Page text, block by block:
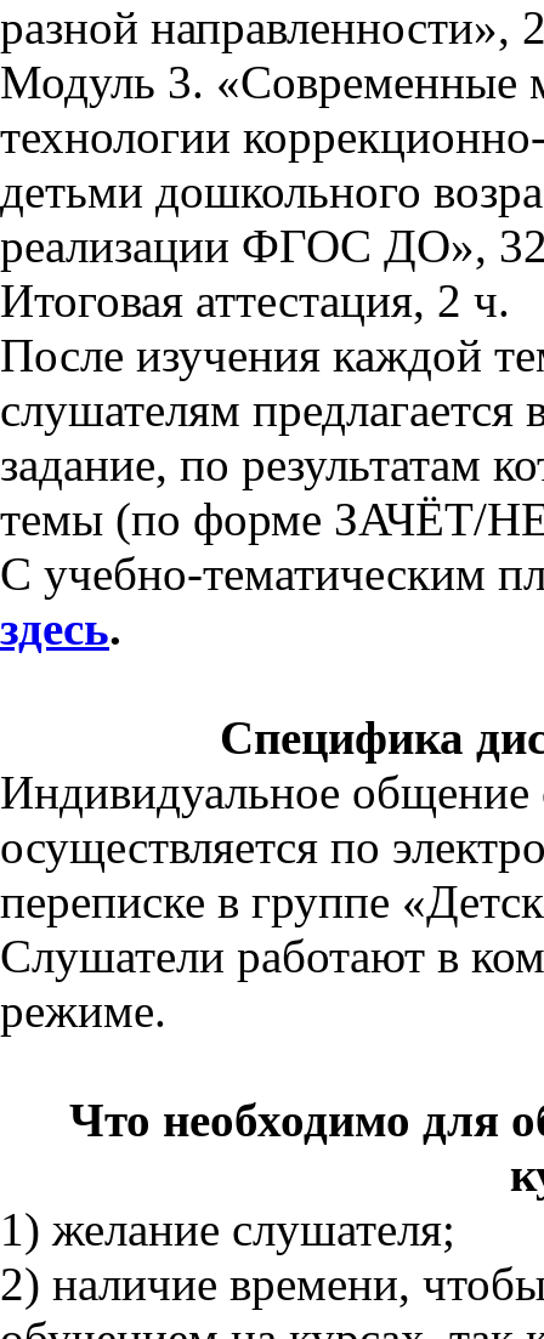
разной направленности»,
Модуль 3. «Современные
технологии
детьми дошкольного
реализации ФГОС ДО»,
Итоговая аттестация, 2 ч.
После изучения каждой
слушателям
задание, по результатам
темы (по форме ЗАЧЁТ/
С учебно-тематическим
здесь.
Специфика
Индивидуальное общение
осуществляется по
переписке в группе
Слушатели работают в
режиме.
Что необходимо для
1) желание слушателя;
2) наличие времени,